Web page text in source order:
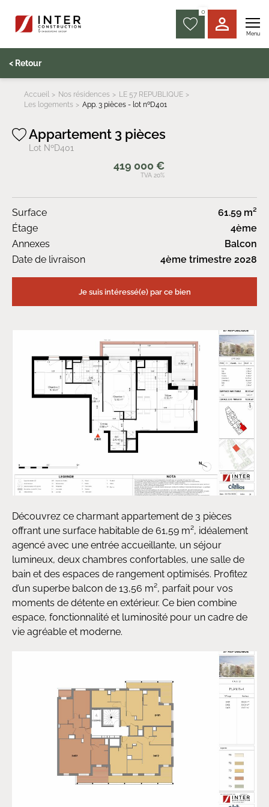
0
Menu
< Retour
Accueil Nos résidences
LE 57 REPUBLIQUE
Les logements
App. 3 pièces - lot nºD401
Appartement 3 pièces
Lot NºD401
419 000 €
TVA 20%
Surface
61.59 m²
Étage
4ème
Annexes
Balcon
Date de livraison
4ème trimestre 2028
Je suis intéressé(e) par ce bien
Découvrez ce charmant appartement de 3 pièces
offrant une surface habitable de 61,59 m², idéalement
agencé avec une entrée accueillante, un séjour
lumineux, deux chambres confortables, une salle de
bain et des espaces de rangement optimisés. Profitez
d’un superbe balcon de 13,56 m², parfait pour vos
moments de détente en extérieur. Ce bien combine
espace, fonctionnalité et luminosité pour un cadre de
vie agréable et moderne.